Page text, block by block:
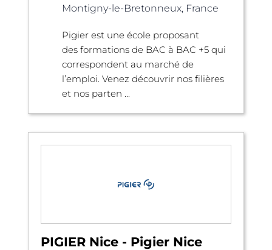
Montigny-le-Bretonneux, France
Pigier est une école proposant
des formations de BAC à BAC +5 qui
correspondent au marché de
l’emploi. Venez découvrir nos filières
et nos parten ...
PIGIER Nice - Pigier Nice